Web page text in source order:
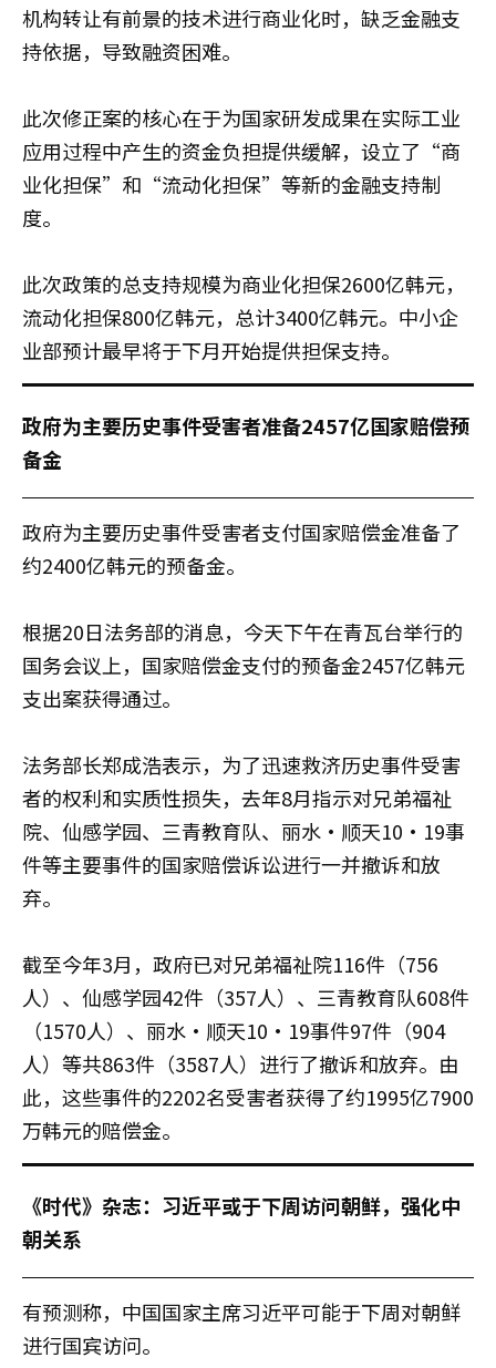
机构转让有前景的技术进行商业化时，缺乏金融支
持依据，导致融资困难。
此次修正案的核心在于为国家研发成果在实际工业
应用过程中产生的资金负担提供缓解，设立了“商
业化担保”和“流动化担保”等新的金融支持制
度。
此次政策的总支持规模为商业化担保2600亿韩元，
流动化担保800亿韩元，总计3400亿韩元。中小企
业部预计最早将于下月开始提供担保支持。
政府为主要历史事件受害者准备2457亿国家赔偿预
备金
政府为主要历史事件受害者支付国家赔偿金准备了
约2400亿韩元的预备金。
根据20日法务部的消息，今天下午在青瓦台举行的
国务会议上，国家赔偿金支付的预备金2457亿韩元
支出案获得通过。
法务部长郑成浩表示，为了迅速救济历史事件受害
者的权利和实质性损失，去年8月指示对兄弟福祉
院、仙感学园、三青教育队、丽水·顺天10·19事
件等主要事件的国家赔偿诉讼进行一并撤诉和放
弃。
截至今年3月，政府已对兄弟福祉院116件（756
人）、仙感学园42件（357人）、三青教育队608件
（1570人）、丽水·顺天10·19事件97件（904
人）等共863件（3587人）进行了撤诉和放弃。由
此，这些事件的2202名受害者获得了约1995亿7900
万韩元的赔偿金。
《时代》杂志：习近平或于下周访问朝鲜，强化中
朝关系
有预测称，中国国家主席习近平可能于下周对朝鲜
进行国宾访问。